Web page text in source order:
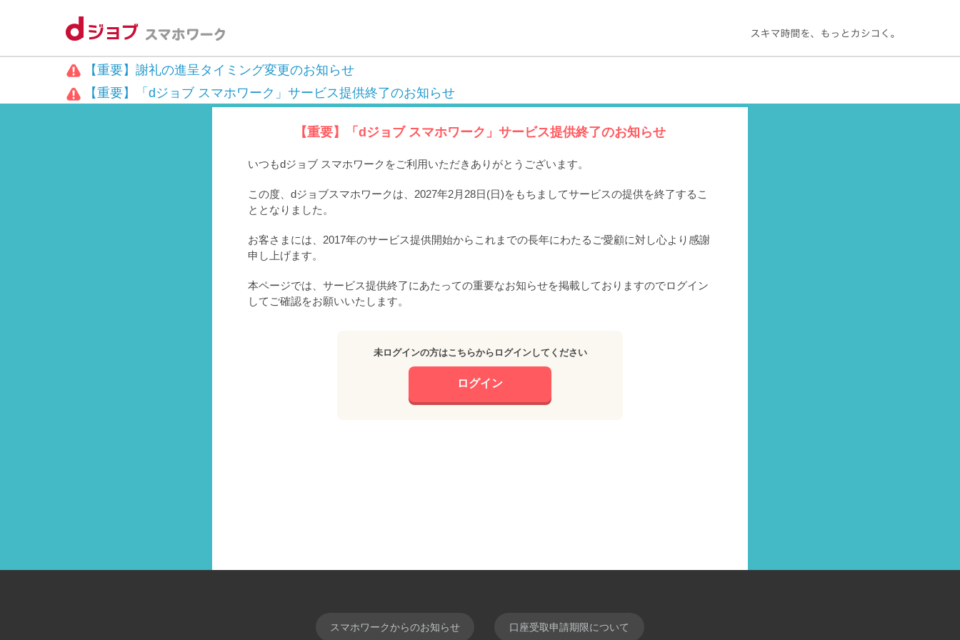
【重要】謝礼の進呈タイミング変更のお知らせ
【重要】「dジョブ スマホワーク」サービス提供終了のお知らせ
【重要】「dジョブ スマホワーク」サービス提供終了のお知らせ
いつもdジョブ スマホワークをご利用いただきありがとうございます。
この度、dジョブスマホワークは、2027年2月28日(日)をもちましてサービスの提供を終了するこ
ととなりました。
お客さまには、2017年のサービス提供開始からこれまでの長年にわたるご愛顧に対し心より感謝
申し上げます。
本ページでは、サービス提供終了にあたっての重要なお知らせを掲載しておりますのでログイン
してご確認をお願いいたします。
未ログインの方はこちらからログインしてください
ログイン
スマホワークからのお知らせ 口座受取申請期限について